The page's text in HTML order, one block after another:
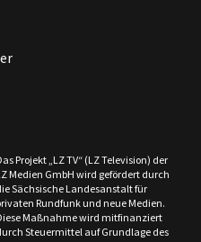
Projekt „LZ TV“ (LZ Television) der
Medien GmbH wird gefördert durch
Sächsische Landesanstalt für
Rundfunk und neue Medien.
Maßnahme wird mitfinanziert
Steuermittel auf Grundlage des